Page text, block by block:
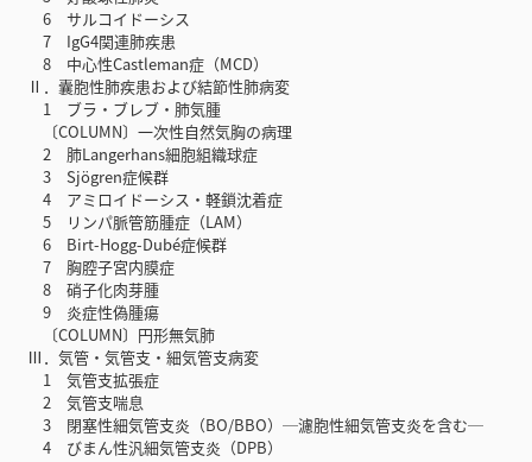
6 サルコイドーシス
7 IgG4関連肺疾患
8 中心性Castleman症（MCD）
Ⅱ．囊胞性肺疾患および結節性肺病変
1 ブラ・ブレブ・肺気腫
〔COLUMN〕一次性自然気胸の病理
2 肺Langerhans細胞組織球症
3 Sjögren症候群
4 アミロイドーシス・軽鎖沈着症
5 リンパ脈管筋腫症（LAM）
6 Birt-Hogg-Dubé症候群
7 胸腔子宮内膜症
8 硝子化肉芽腫
9 炎症性偽腫瘍
〔COLUMN〕円形無気肺
Ⅲ．気管・気管支・細気管支病変
1 気管支拡張症
2 気管支喘息
3 閉塞性細気管支炎（BO/BBO）─濾胞性細気管支炎を含む─
4 びまん性汎細気管支炎（DPB）